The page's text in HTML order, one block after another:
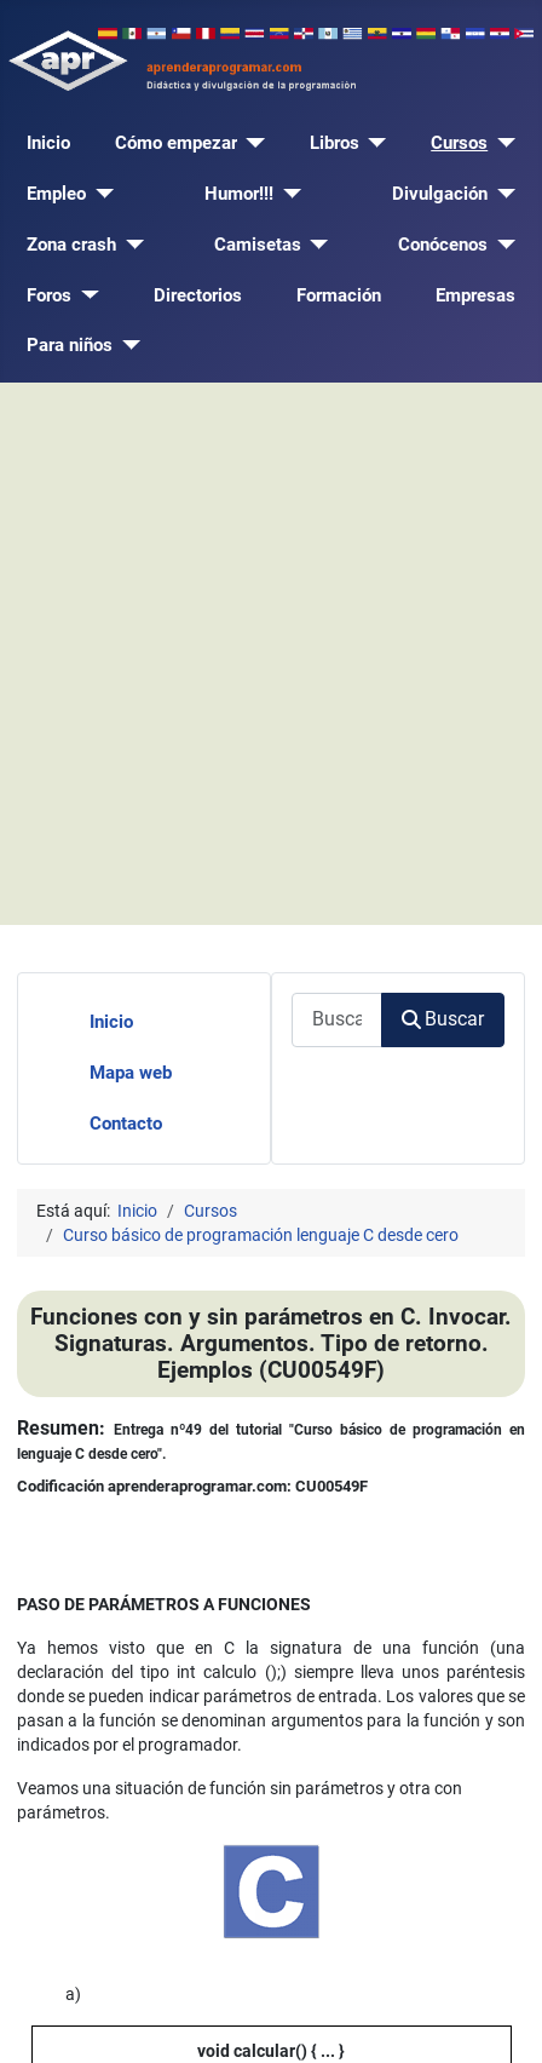
Inicio Cómo empezar Libros Cursos
Empleo Humor!!! Divulgación
Zona crash Camisetas Conócenos
Foros Directorios Formación Empresas
Para niños
Inicio
Mapa web
Contacto
Buscar
Está aquí: Inicio
Cursos
Curso básico de programación lenguaje C desde cero
Funciones con y sin parámetros en C. Invocar.
Signaturas. Argumentos. Tipo de retorno.
Ejemplos (CU00549F)
Detalles
Resumen:
Entrega nº49 del tutorial "Curso básico de programación en
lenguaje C desde cero".
Codificación aprenderaprogramar.com: CU00549F
PASO DE PARÁMETROS A FUNCIONES
Ya hemos visto que en C la signatura de una función (una
declaración del tipo int calculo ();) siempre lleva unos paréntesis
donde se pueden indicar parámetros de entrada. Los valores que se
pasan a la función se denominan argumentos para la función y son
indicados por el programador.
Veamos una situación de función sin parámetros y otra con
parámetros.
a)
void calcular() { ... }